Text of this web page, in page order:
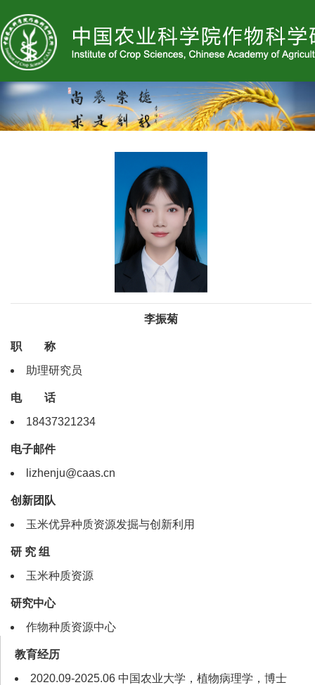
李振菊
职 称
助理研究员
电 话
18437321234
电子邮件
lizhenju@caas.cn
创新团队
玉米优异种质资源发掘与创新利用
研 究 组
玉米种质资源
研究中心
作物种质资源中心
教育经历
2020.09-2025.06 中国农业大学，植物病理学，博士